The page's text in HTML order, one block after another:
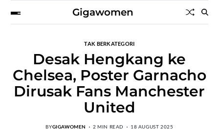
Gigawomen
TAK BERKATEGORI
Desak Hengkang ke
Chelsea, Poster Garnacho
Dirusak Fans Manchester
United
BYGIGAWOMEN 2 MIN READ 18 AUGUST 2025